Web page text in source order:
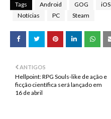
Tags Android GOG iOS
Notícias
PC Steam
ANTIGOS
Hellpoint: RPG Souls-like de ação e
ficção científica será lançado em
16 de abril